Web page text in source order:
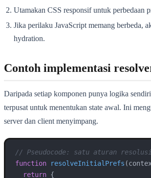
Utamakan CSS responsif untuk perbedaan
Jika perilaku JavaScript memang berbeda,
hydration.
Contoh implementasi
Daripada setiap komponen punya logika
terpusat untuk menentukan state awal. Ini
server dan client menyimpang.
// Pseudocode: satu aturan resolusi
function
resolveInitialPrefs (
return {